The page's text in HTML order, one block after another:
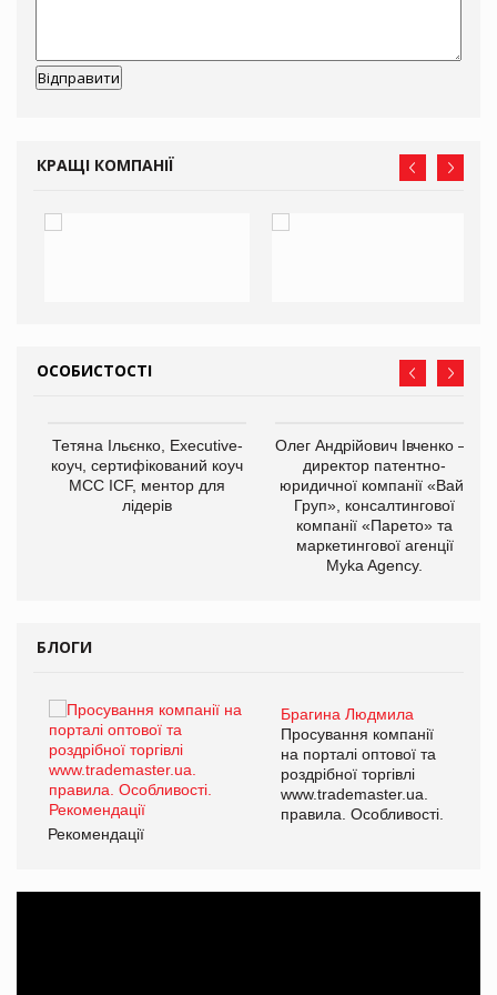
КРАЩІ КОМПАНІЇ
ОСОБИСТОСТІ
Тетяна Ільєнко, Executive-
коуч, сертифікований коуч
МСС ICF, ментор для
лідерів
Олег Андрійович Івченко —
директор патентно-
юридичної компанії «Вайз
Груп», консалтингової
компанії «Парето» та
маркетингової агенції
Myka Agency.
БЛОГИ
Брагина Людмила
Просування компанії
на порталі оптової та
роздрібної торгівлі
www.trademaster.ua.
правила. Особливості.
Рекомендації